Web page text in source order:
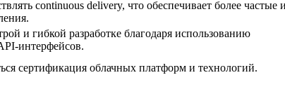
continuous delivery, что обеспечивает более частые и
и гибкой разработке благодаря использованию
интерфейсов.
сертификация облачных платформ и технологий.